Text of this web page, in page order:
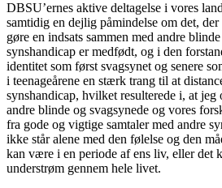
DBSU’ernes aktive deltagelse i vores
samtidig en dejlig påmindelse om det,
gøre en indsats sammen med andre
synshandicap er medfødt, og i den
identitet som først svagsynet og senere
i teenageårene en stærk trang til at
synshandicap, hvilket resulterede i, at jeg
andre blinde og svagsynede og vores
fra gode og vigtige samtaler med andre
ikke står alene med den følelse og den
kan være i en periode af ens liv, eller det
understrøm gennem hele livet.